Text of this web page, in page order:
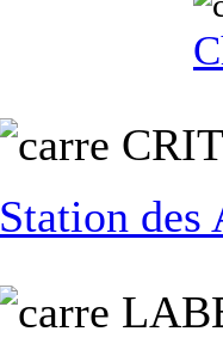
C
Station des
L